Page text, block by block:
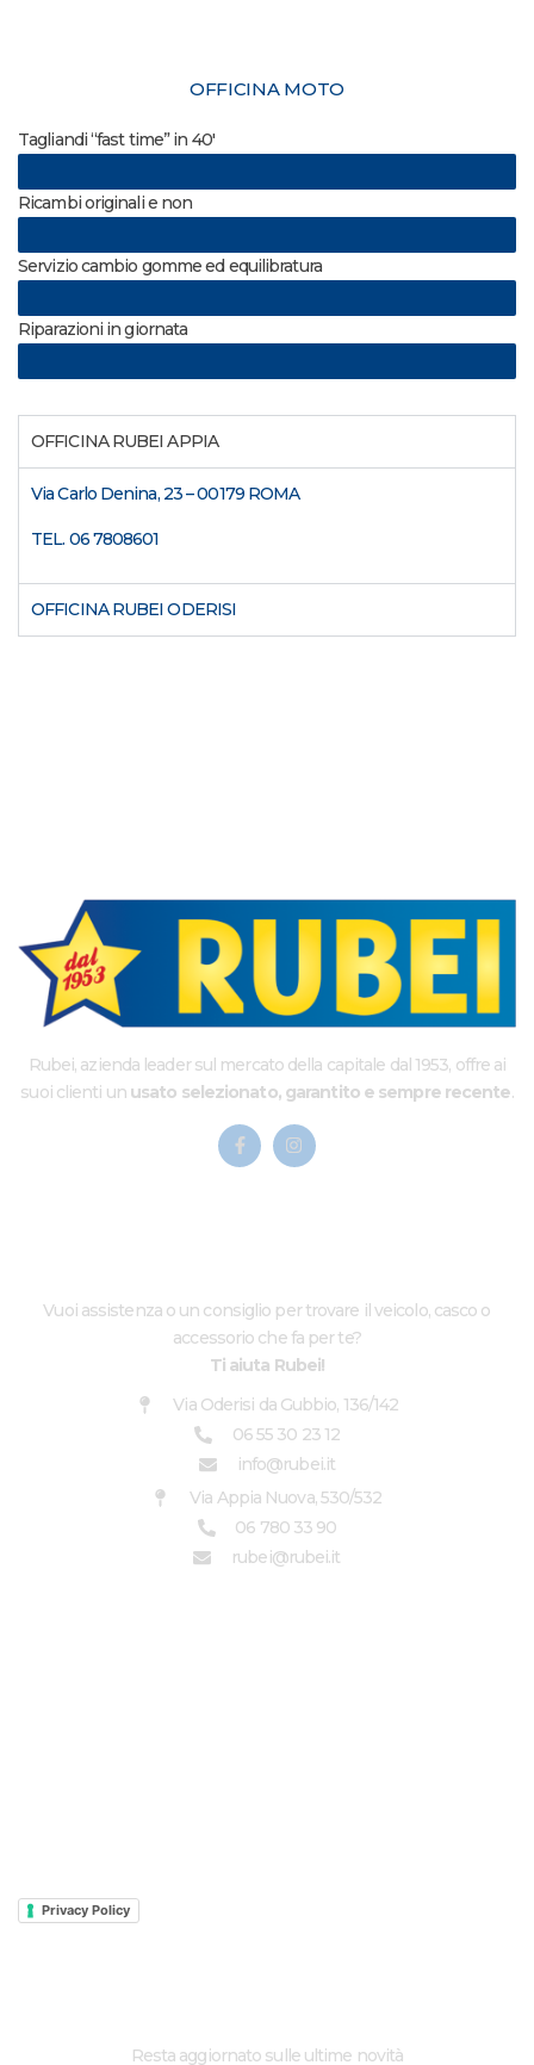
OFFICINA MOTO
Tagliandi “fast time” in 40′
Ricambi originali e non
Servizio cambio gomme ed equilibratura
Riparazioni in giornata
OFFICINA RUBEI APPIA
Via Carlo Denina, 23 – 00179 ROMA
TEL. 06 7808601
OFFICINA RUBEI ODERISI
Rubei, azienda leader sul mercato della capitale dal 1953, offre ai
suoi clienti un usato selezionato, garantito e sempre recente.
Vuoi assistenza o un consiglio per trovare il veicolo, casco o
accessorio che fa per te?
Ti aiuta Rubei!
Via Oderisi da Gubbio, 136/142
06 55 30 23 12
info@rubei.it
Via Appia Nuova, 530/532
06 780 33 90
rubei@rubei.it
Privacy Policy
Resta aggiornato sulle ultime novità